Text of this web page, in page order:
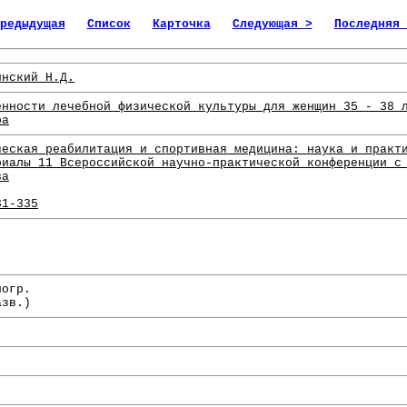
Список Карточка Следующая >
Н.Д.
лечебной физической культуры для женщин 35 - 38
реабилитация и спортивная медицина: наука и
11 Всероссийской научно-практической
335